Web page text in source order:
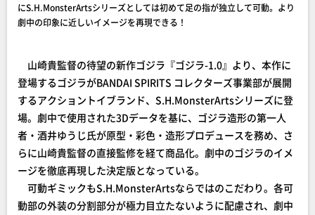
にS.H.MonsterArtsシリーズとしては初めて足の指が独立して可動。より
劇中の印象に近しいイメージを再現できる！
山崎貴監督の待望の新作ゴジラ『ゴジラ-1.0』より、本作に
登場するゴジラがBANDAI SPIRITS コレクターズ事業部が展開
するアクショントイブランド、S.H.MonsterArtsシリーズに登
場。劇中で使用された3Dデータを基に、ゴジラ造形の第一人
者・酒井ゆうじ氏が原型・彩色・造形プロデュースを務め、さ
らに山崎貴監督の直接監修を経て商品化。劇中のゴジラのイメ
ージを徹底再現した決定版となっている。
可動ギミックもS.H.MonsterArtsならではのこだわり。各可
動部の外装の分割部分が極力目立たないように配慮され、劇中